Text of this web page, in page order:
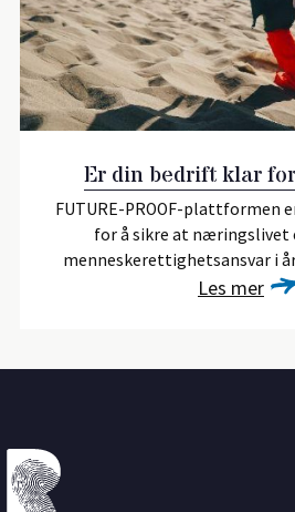
Er din bedrift klar
FUTURE-PROOF-
for å sikre at
menneskerettighetsansvar i
Les mer